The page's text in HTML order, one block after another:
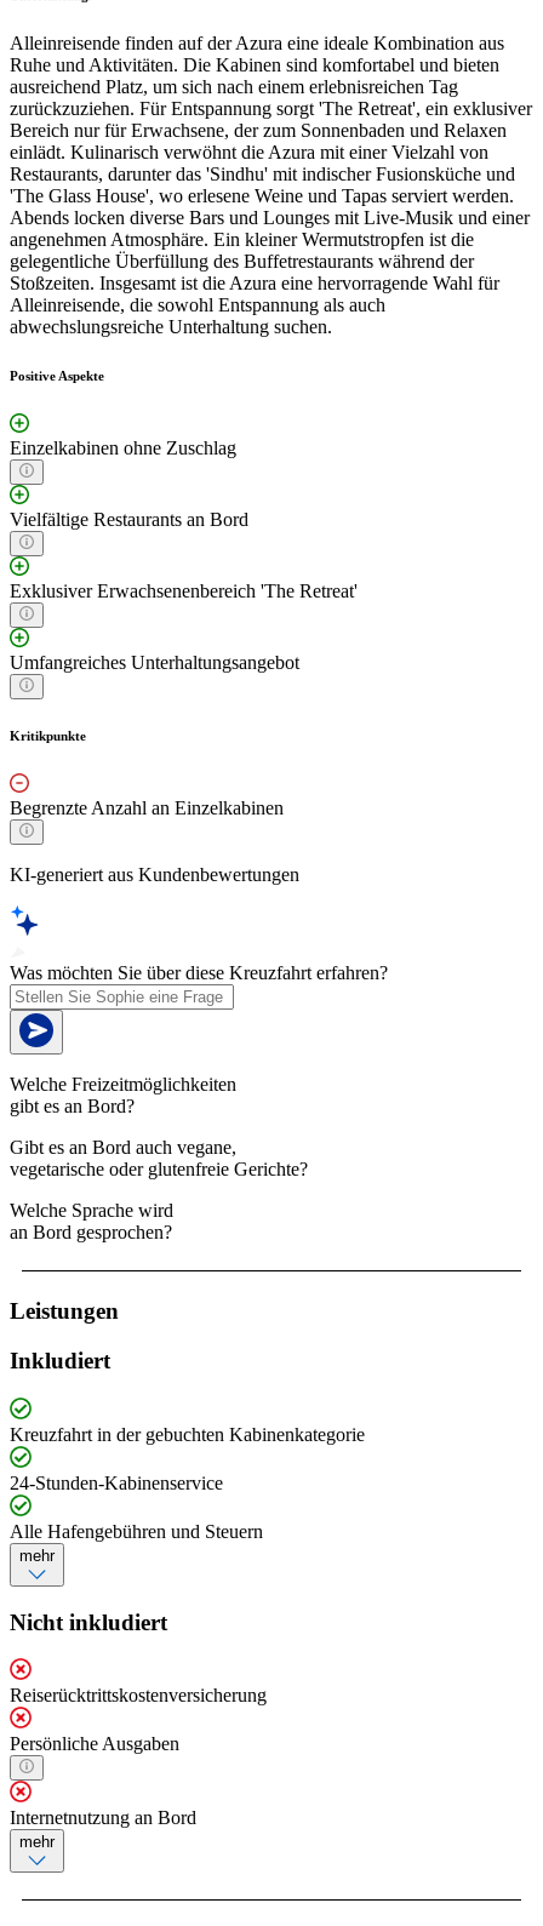
Alleinreisende finden auf der Azura eine ideale Kombination aus
Ruhe und Aktivitäten. Die Kabinen sind komfortabel und bieten
ausreichend Platz, um sich nach einem erlebnisreichen Tag
zurückzuziehen. Für Entspannung sorgt 'The Retreat', ein exklusiver
Bereich nur für Erwachsene, der zum Sonnenbaden und Relaxen
einlädt. Kulinarisch verwöhnt die Azura mit einer Vielzahl von
Restaurants, darunter das 'Sindhu' mit indischer Fusionsküche und
'The Glass House', wo erlesene Weine und Tapas serviert werden.
Abends locken diverse Bars und Lounges mit Live-Musik und einer
angenehmen Atmosphäre. Ein kleiner Wermutstropfen ist die
gelegentliche Überfüllung des Buffetrestaurants während der
Stoßzeiten. Insgesamt ist die Azura eine hervorragende Wahl für
Alleinreisende, die sowohl Entspannung als auch
abwechslungsreiche Unterhaltung suchen.
Positive Aspekte
Einzelkabinen ohne Zuschlag
Vielfältige Restaurants an Bord
Exklusiver Erwachsenenbereich 'The Retreat'
Umfangreiches Unterhaltungsangebot
Kritikpunkte
Begrenzte Anzahl an Einzelkabinen
KI-generiert aus Kundenbewertungen
Was möchten Sie über diese Kreuzfahrt erfahren?
Welche Freizeitmöglichkeiten
gibt es an Bord?
Gibt es an Bord auch vegane,
vegetarische oder glutenfreie Gerichte?
Welche Sprache wird
an Bord gesprochen?
Leistungen
Inkludiert
Kreuzfahrt in der gebuchten Kabinenkategorie
24-Stunden-Kabinenservice
Alle Hafengebühren und Steuern
mehr
Nicht inkludiert
Reiserücktrittskostenversicherung
Persönliche Ausgaben
Internetnutzung an Bord
mehr